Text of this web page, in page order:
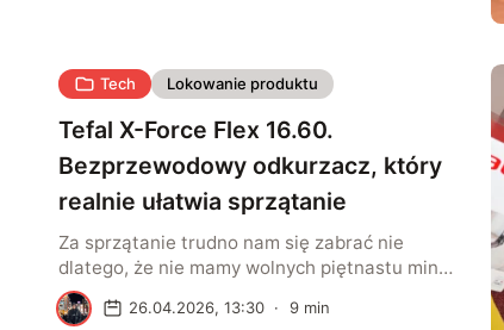
technologii zmieniła podejście użytkowników
do sprzętu drukującego i oprócz jakości
wydruków coraz większe znaczenie ma […]
Tech Lokowanie produktu
Tefal X-Force Flex 16.60.
Bezprzewodowy odkurzacz, który
realnie ułatwia sprzątanie
Za sprzątanie trudno nam się zabrać nie
dlatego, że nie mamy wolnych piętnastu minut
— a dlatego, że zbyt łatwo zamienia się ono w
wielką operację. Kabel, przepinanie,
K 26.04.2026, 13:30 · 9min